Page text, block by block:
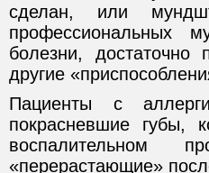
сделан, или
профессиональных
болезни, достаточно
другие
Пациенты с
покрасневшие губы,
воспалительном
«перерастающие»